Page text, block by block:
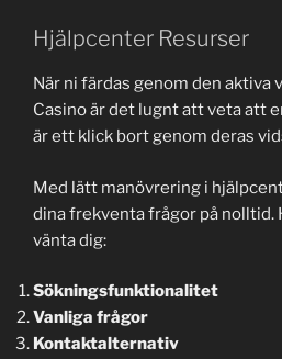
Hjälpcenter Resurser
När ni färdas genom den aktiva
Casino är det lugnt att veta att
är ett klick bort genom deras
Med lätt manövrering i
dina frekventa frågor på nolltid.
vänta dig:
Sökningsfunktionalitet
Vanliga frågor
Kontaktalternativ